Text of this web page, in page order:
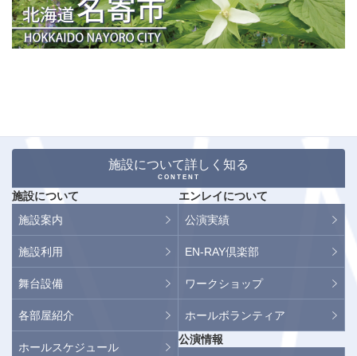
施設について詳しく知る
CONTENT
施設について
施設案内
施設利用
舞台設備
各部屋紹介
ホールスケジュール
エンレイについて
公演実績
EN-RAY倶楽部
ワークショップ
ホールボランティア
公演情報